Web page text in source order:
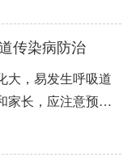
育集团2017年每月
学教育集团后勤保障
15日实验
小学教育集团2
鼓励引导有吸烟习
界无烟日、新生入
党团活动等对学生
基本医学知识，
层正职和副校长
部门负责人和成员
人告知报备（小学
、黄蕊芳、蒋怡华
任市实小信息中
实施细则》和《年
促进发展；客观公
实施方案。 二、
传染病防治
大，易发生呼吸道
家长，应注意预防
，加强自我防护：